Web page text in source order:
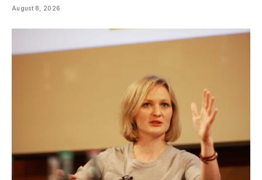
August 8, 2026